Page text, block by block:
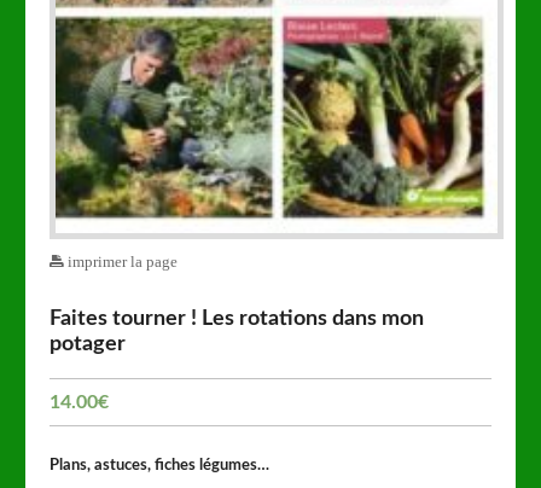
imprimer la page
Faites tourner ! Les rotations dans mon
potager
14.00€
Plans, astuces, fiches légumes…